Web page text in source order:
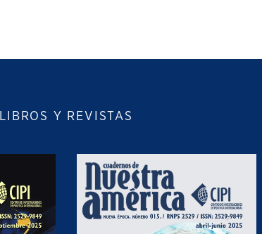
LIBROS Y REVISTAS